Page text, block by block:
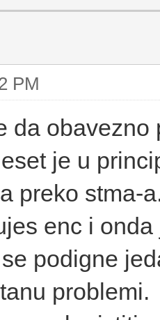
PM
da
je u
preko stma-
enc i
podigne
problemi.